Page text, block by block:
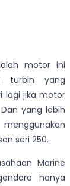
motor ini
turbin yang
lagi jika motor
yang lebih
seri 250.
Marine
hanya